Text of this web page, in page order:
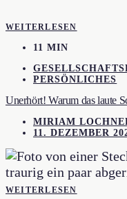
WEITERLESEN
11 MIN
PERSÖNLICHES
Unerhört! Warum das laute
MIRIAM
11. DEZEMBER
WEITERLESEN